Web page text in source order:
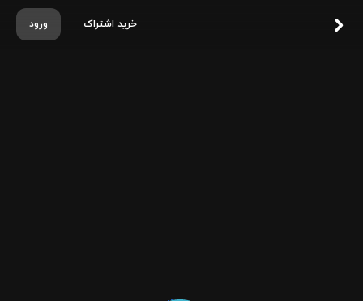
ورود خرید اشتراک